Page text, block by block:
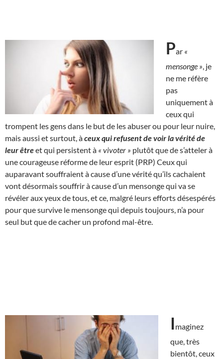
Par «
mensonge » , je
ne me réfère
pas
uniquement à
ceux qui
trompent les gens dans le but de les abuser ou pour leur nuire,
mais aussi et surtout, àceux qui refusent de voir la vérité de
leur êtreet qui persistent à « vivoter » plutôt que de s’atteler à
une courageuse réforme de leur esprit (PRP) Ceux qui
auparavant souffraient à cause d’une vérité qu’ils cachaient
vont désormais souffrir à cause d’un mensonge qui va se
révéler aux yeux de tous, et ce, malgré leurs efforts désespérés
pour que survive le mensonge qui depuis toujours, n’a pour
seul but que de cacher un profond mal-être.
Imaginez
que, très
bientôt, ceux